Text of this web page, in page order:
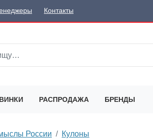
Контакты
РАСПРОДАЖА БРЕНДЫ
России Кулоны